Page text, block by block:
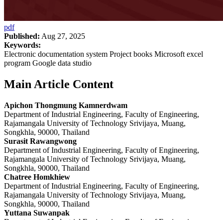
pdf
Published: Aug 27, 2025
Keywords:
Electronic documentation system Project books Microsoft excel
program Google data studio
Main Article Content
Apichon Thongmung Kamnerdwam
Department of Industrial Engineering, Faculty of Engineering,
Rajamangala University of Technology Srivijaya, Muang,
Songkhla, 90000, Thailand
Surasit Rawangwong
Department of Industrial Engineering, Faculty of Engineering,
Rajamangala University of Technology Srivijaya, Muang,
Songkhla, 90000, Thailand
Chatree Homkhiew
Department of Industrial Engineering, Faculty of Engineering,
Rajamangala University of Technology Srivijaya, Muang,
Songkhla, 90000, Thailand
Yuttana Suwanpak